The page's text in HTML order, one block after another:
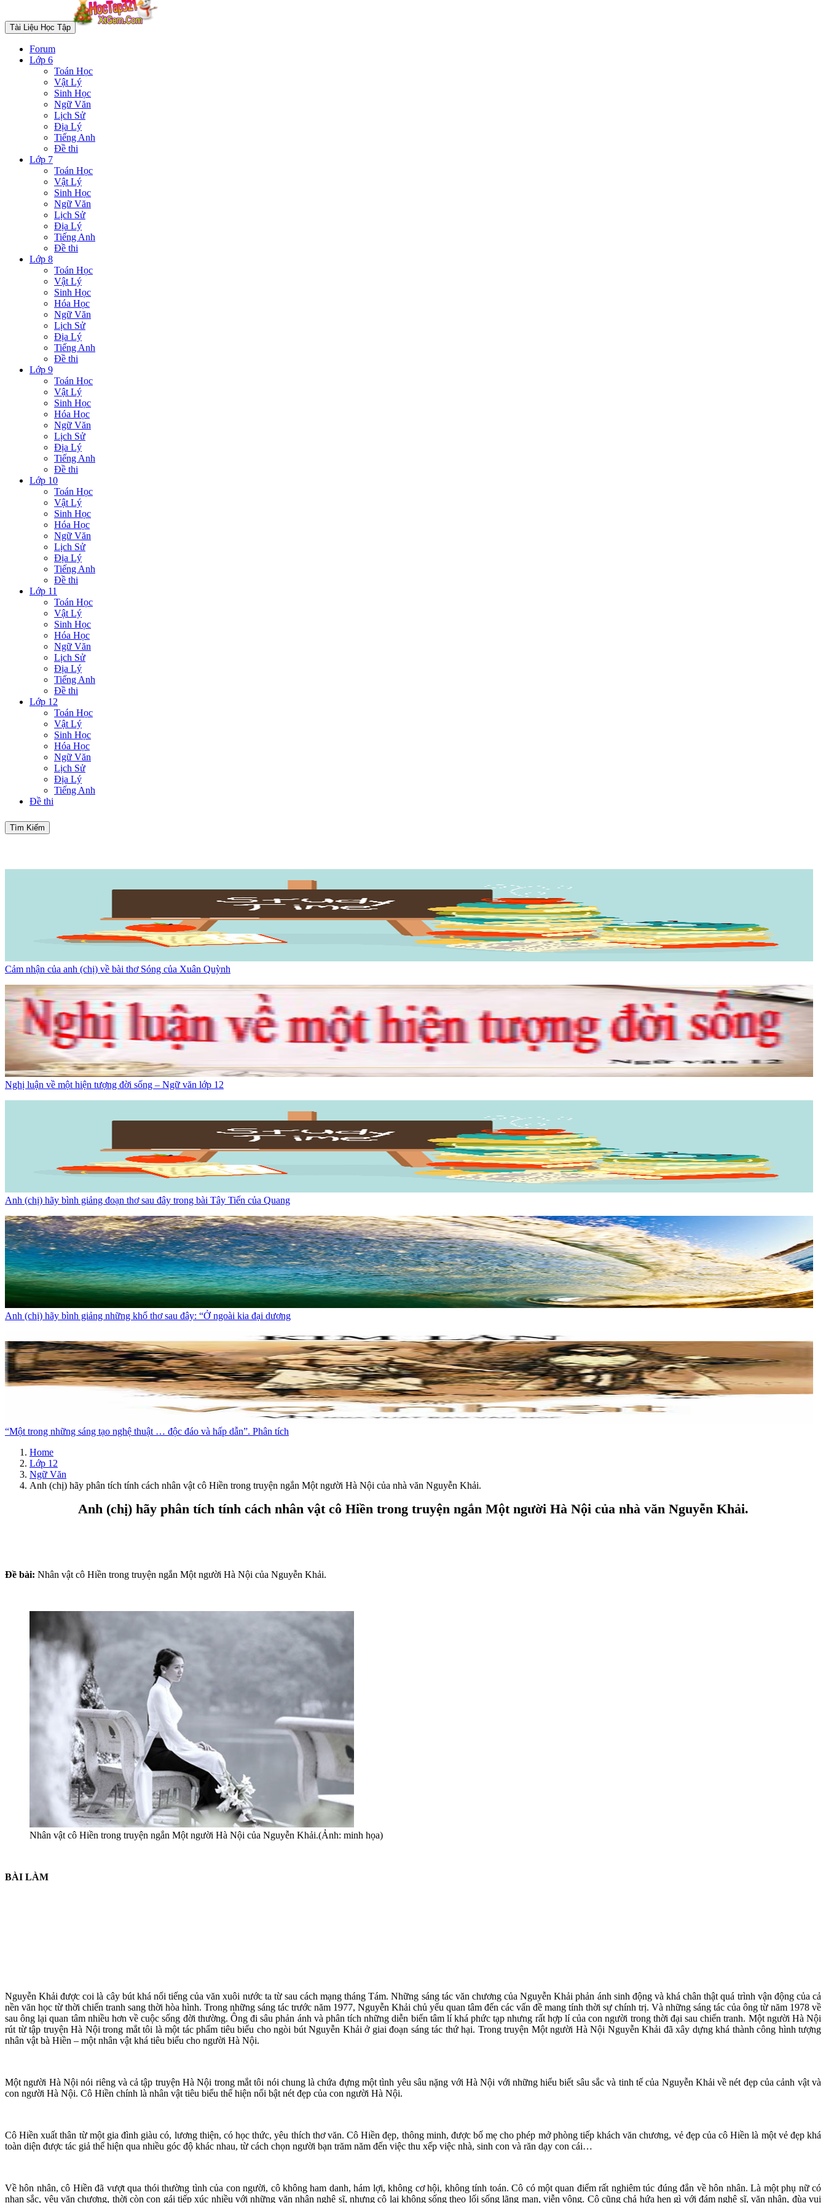
Tài Liệu Học Tập
Forum
Lớp 6
Toán Học
Vật Lý
Sinh Học
Ngữ Văn
Lịch Sử
Địa Lý
Tiếng Anh
Đề thi
Lớp 7
Toán Học
Vật Lý
Sinh Học
Ngữ Văn
Lịch Sử
Địa Lý
Tiếng Anh
Đề thi
Lớp 8
Toán Học
Vật Lý
Sinh Học
Hóa Học
Ngữ Văn
Lịch Sử
Địa Lý
Tiếng Anh
Đề thi
Lớp 9
Toán Học
Vật Lý
Sinh Học
Hóa Học
Ngữ Văn
Lịch Sử
Địa Lý
Tiếng Anh
Đề thi
Lớp 10
Toán Học
Vật Lý
Sinh Học
Hóa Học
Ngữ Văn
Lịch Sử
Địa Lý
Tiếng Anh
Đề thi
Lớp 11
Toán Học
Vật Lý
Sinh Học
Hóa Học
Ngữ Văn
Lịch Sử
Địa Lý
Tiếng Anh
Đề thi
Lớp 12
Toán Học
Vật Lý
Sinh Học
Hóa Học
Ngữ Văn
Lịch Sử
Địa Lý
Tiếng Anh
Đề thi
Tìm Kiếm
Cảm nhận của anh (chị) về bài thơ Sóng của Xuân Quỳnh
Nghị luận về một hiện tượng đời sống – Ngữ văn lớp 12
Anh (chị) hãy bình giảng đoạn thơ sau đây trong bài Tây Tiến của Quang
Anh (chị) hãy bình giảng những khổ thơ sau đây: “Ở ngoài kia đại dương
“Một trong những sáng tạo nghệ thuật … độc đáo và hấp dẫn”. Phân tích
Home
Lớp 12
Ngữ Văn
Anh (chị) hãy phân tích tính cách nhân vật cô Hiền trong truyện ngắn Một người Hà Nội của nhà văn Nguyễn Khải.
Anh (chị) hãy phân tích tính cách nhân vật cô Hiền trong truyện ngắn Một người Hà Nội của nhà văn Nguyễn Khải.
Đề bài: Nhân vật cô Hiền trong truyện ngắn Một người Hà Nội của Nguyễn Khải.
Nhân vật cô Hiền trong truyện ngắn Một người Hà Nội của Nguyễn Khải.(Ảnh: minh họa)
BÀI LÀM
Nguyễn Khải được coi là cây bút khá nổi tiếng của văn xuôi nước ta từ sau cách mạng tháng Tám. Những sáng tác văn chương của Nguyễn Khải phản ánh sinh động và khá chân thật quá trình vận động của cả
nền văn học từ thời chiến tranh sang thời hòa hình. Trong những sáng tác trước năm 1977, Nguyễn Khải chủ yếu quan tâm đến các vấn đề mang tính thời sự chính trị. Và những sáng tác của ông từ năm 1978 về
sau ông lại quan tâm nhiều hơn về cuộc sống đời thường. Ông đi sâu phản ánh và phân tích những diễn biến tâm lí khá phức tạp nhưng rất hợp lí của con người trong thời đại sau chiến tranh. Một người Hà Nội
rút từ tập truyện Hà Nội trong mắt tôi là một tác phẩm tiêu biểu cho ngòi bút Nguyễn Khải ở giai đoạn sáng tác thứ hại. Trong truyện Một người Hà Nội Nguyễn Khải đã xây dựng khá thành công hình tượng
nhân vật bà Hiền – một nhân vật khá tiêu biểu cho người Hà Nội.
Một người Hà Nội nói riêng và cả tập truyện Hà Nội trong mắt tôi nói chung là chứa đựng một tình yêu sâu nặng với Hà Nội với những hiểu biết sâu sắc và tinh tế của Nguyễn Khải về nét đẹp của cảnh vật và
con người Hà Nội. Cô Hiền chính là nhân vật tiêu biểu thể hiện nổi bật nét đẹp của con người Hà Nội.
Cô Hiền xuất thân từ một gia đình giàu có, lương thiện, có học thức, yêu thích thơ văn. Cô Hiền đẹp, thông minh, được bố mẹ cho phép mở phòng tiếp khách văn chương, vẻ đẹp của cô Hiền là một vẻ đẹp khá
toàn diện được tác giả thể hiện qua nhiều góc độ khác nhau, từ cách chọn người bạn trăm năm đến việc thu xếp việc nhà, sinh con và răn dạy con cái…
Về hôn nhân, cô Hiền đã vượt qua thói thường tình của con người, cô không ham danh, hám lợi, không cơ hội, không tính toán. Cô có một quan điểm rất nghiêm túc đúng đắn về hôn nhân. Là một phụ nữ có
nhan sắc, yêu văn chương, thời còn con gái tiếp xúc nhiều với những văn nhân nghệ sĩ, nhưng cô lại không sống theo lối sống lãng mạn, viễn vông. Cô cũng chả hứa hẹn gì với đám nghệ sĩ, văn nhân, đùa vui